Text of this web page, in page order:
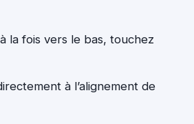
la fois vers le bas, touchez
à l’alignement de